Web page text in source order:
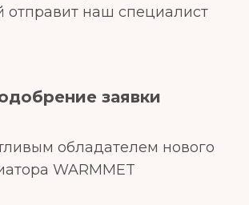
отправит наш специалист
заявки
обладателем нового
WARMMET